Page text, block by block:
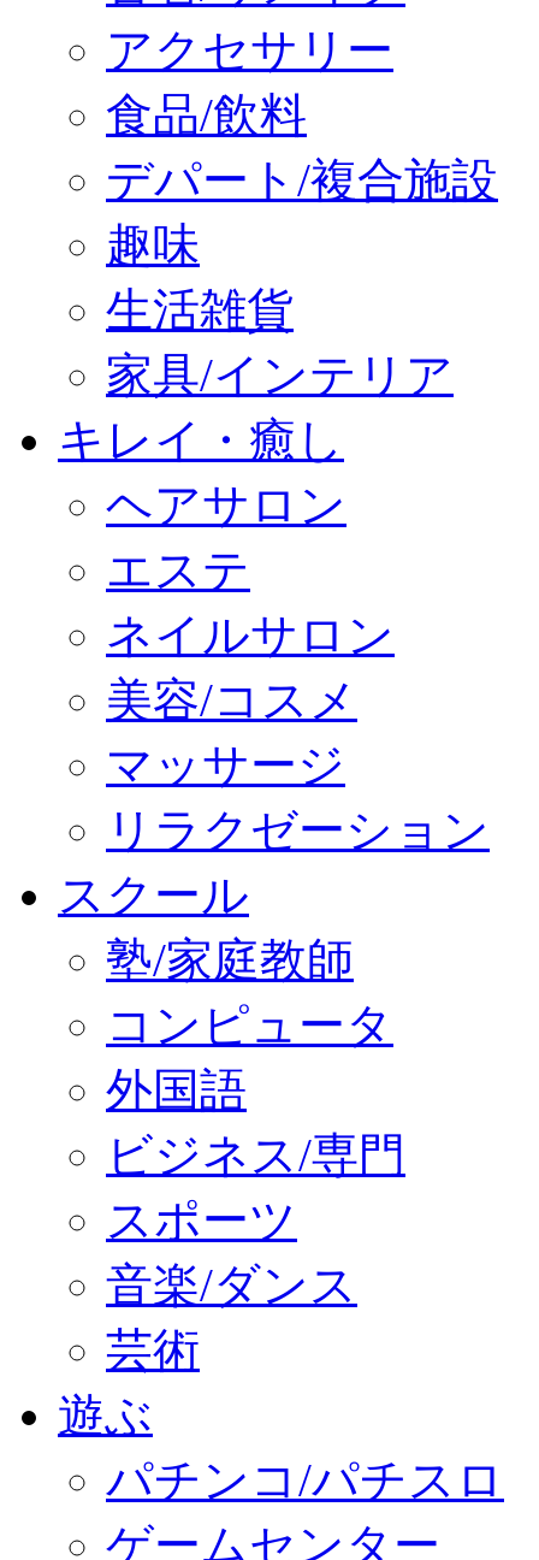
アクセサリー
食品/飲料
デパート/複合施設
趣味
生活雑貨
家具/インテリア
キレイ・癒し
ヘアサロン
エステ
ネイルサロン
美容/コスメ
マッサージ
リラクゼーション
スクール
塾/家庭教師
コンピュータ
外国語
ビジネス/専門
スポーツ
音楽/ダンス
芸術
遊ぶ
パチンコ/パチスロ
ゲームセンター